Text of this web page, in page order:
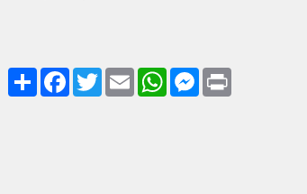
ShareFacebookTwitterEmail
WhatsAppMessenger Print